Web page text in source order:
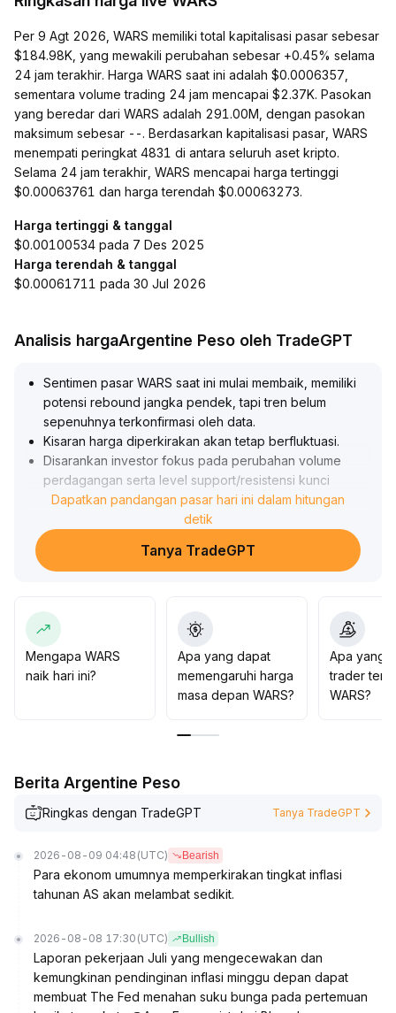
Per 9 Agt 2026, WARS memiliki total kapitalisasi pasar sebesar
$184.98K, yang mewakili perubahan sebesar +0.45% selama
24 jam terakhir. Harga WARS saat ini adalah $0.0006357,
sementara volume trading 24 jam mencapai $2.37K. Pasokan
yang beredar dari WARS adalah 291.00M, dengan pasokan
maksimum sebesar --. Berdasarkan kapitalisasi pasar, WARS
menempati peringkat 4831 di antara seluruh aset kripto.
Selama 24 jam terakhir, WARS mencapai harga tertinggi
$0.00063761 dan harga terendah $0.00063273.
Harga tertinggi & tanggal
$0.00100534 pada 7 Des 2025
Harga terendah & tanggal
$0.00061711 pada 30 Jul 2026
Analisis hargaArgentine Peso oleh TradeGPT
Sentimen pasar WARS saat ini mulai membaik, memiliki
potensi rebound jangka pendek, tapi tren belum
sepenuhnya terkonfirmasi oleh data.
Kisaran harga diperkirakan akan tetap berfluktuasi.
Disarankan investor fokus pada perubahan volume
perdagangan serta level support/resistensi kunci
(seperti resistance 0,184, support 0,156),
pertimbangkan penambahan posisi hanya setelah
terjadi breakout yang valid, berhati-hati dalam mengejar
harga tinggi, dan utamakan kontrol risiko penurunan
Dapatkan pandangan pasar hari ini dalam hitungan
detik
Tanya TradeGPT
Mengapa WARS
naik hari ini?
Apa yang dapat
memengaruhi harga
masa depan WARS?
Apa yang
trader
WARS?
Berita Argentine Peso
Ringkas dengan TradeGPT Tanya TradeGPT
2026-08-09 04:48 (UTC) Bearish
Para ekonom umumnya memperkirakan tingkat inflasi
tahunan AS akan melambat sedikit.
2026-08-08 17:30 (UTC) Bullish
Laporan pekerjaan Juli yang mengecewakan dan
kemungkinan pendinginan inflasi minggu depan dapat
membuat The Fed menahan suku bunga pada pertemuan